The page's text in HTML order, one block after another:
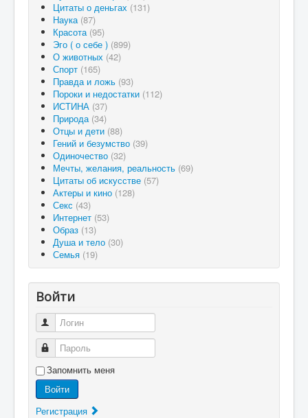
Цитаты о деньгах (131)
Наука (87)
Красота (95)
Эго ( о себе ) (899)
О животных (42)
Спорт (165)
Правда и ложь (93)
Пороки и недостатки (112)
ИСТИНА (37)
Природа (34)
Отцы и дети (88)
Гений и безумство (39)
Одиночество (32)
Мечты, желания, реальность (69)
Цитаты об искусстве (57)
Актеры и кино (128)
Секс (43)
Интернет (53)
Образ (13)
Душа и тело (30)
Семья (19)
Войти
Логин
Пароль
Запомнить меня
Войти
Регистрация